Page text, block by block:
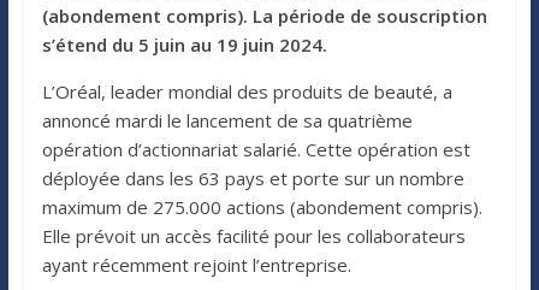
(abondement compris). La période de souscription
s’étend du 5 juin au 19 juin 2024.
L’Oréal, leader mondial des produits de beauté, a
annoncé mardi le lancement de sa quatrième
opération d’actionnariat salarié. Cette opération est
déployée dans les 63 pays et porte sur un nombre
maximum de 275.000 actions (abondement compris).
Elle prévoit un accès facilité pour les collaborateurs
ayant récemment rejoint l’entreprise.